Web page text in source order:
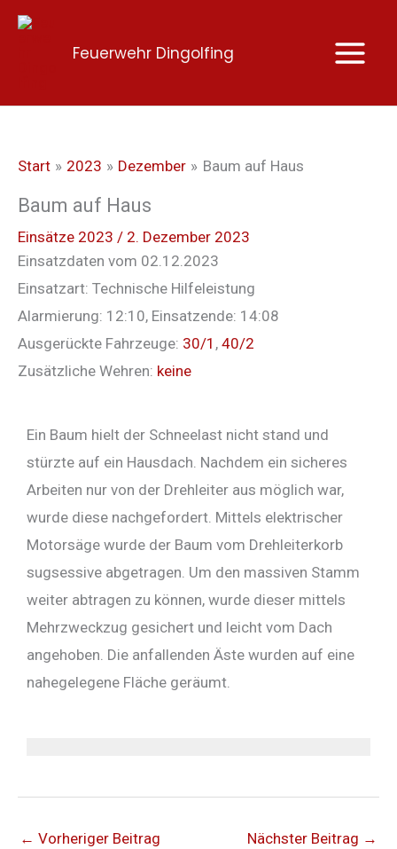
Zum
Feuerwehr Dingolfing
Start 2023 Dezember Baum auf Haus
Baum auf Haus
Einsätze 2023 / 2. Dezember 2023
Einsatzdaten vom 02.12.2023
Einsatzart: Technische Hilfeleistung
Alarmierung: 12:10, Einsatzende: 14:08
Ausgerückte Fahrzeuge: 30/1 , 40/2
Zusätzliche Wehren: keine
Ein Baum hielt der Schneelast nicht stand und
stürzte auf ein Hausdach. Nachdem ein sicheres
Arbeiten nur von der Drehleiter aus möglich war,
wurde diese nachgefordert. Mittels elektrischer
Motorsäge wurde der Baum vom Drehleiterkorb
sugsessive abgetragen. Um den massiven Stamm
weiter abtragen zu können, wurde dieser mittels
Mehrzweckzug gesichert und leicht vom Dach
angehoben. Die anfallenden Äste wurden auf eine
nahegelegene Fläche geräumt.
← Vorheriger Beitrag Nächster Beitrag →